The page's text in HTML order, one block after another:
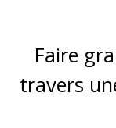
Faire
travers